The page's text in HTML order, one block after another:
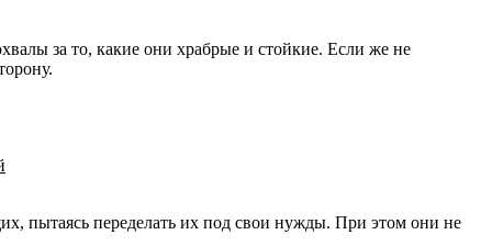
за то, какие они храбрые и стойкие. Если же не
пытаясь переделать их под свои нужды. При этом они не